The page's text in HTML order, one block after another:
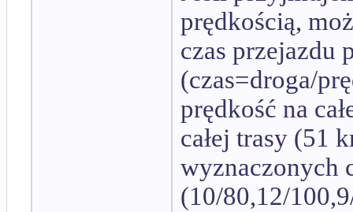
prędkością,
czas przejazdu
(czas=droga/
prędkość na
całej trasy (51
wyznaczonych
(10/80,12/